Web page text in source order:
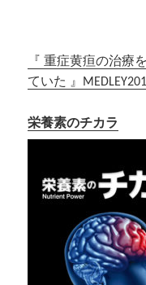
『 重症黄疸の治療
ていた 』
栄養素のチカラ